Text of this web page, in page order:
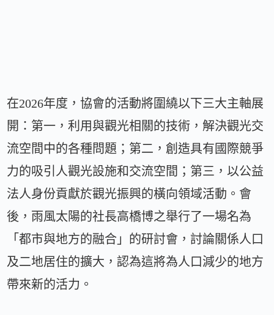
在2026年度，協會的活動將圍繞以下三大主軸展
開：第一，利用與觀光相關的技術，解決觀光交
流空間中的各種問題；第二，創造具有國際競爭
力的吸引人觀光設施和交流空間；第三，以公益
法人身份貢獻於觀光振興的橫向領域活動。會
後，雨風太陽的社長高橋博之舉行了一場名為
「都市與地方的融合」的研討會，討論關係人口
及二地居住的擴大，認為這將為人口減少的地方
帶來新的活力。